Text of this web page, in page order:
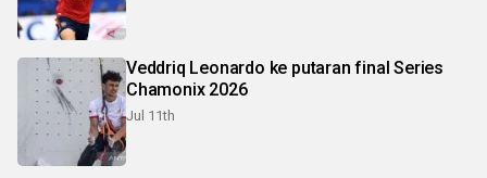
Veddriq Leonardo ke putaran final Series
Chamonix 2026
Jul 11th